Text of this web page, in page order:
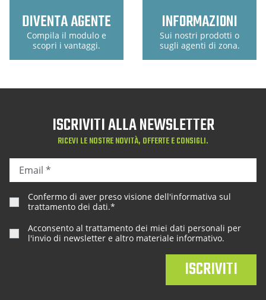
DIVENTA AGENTE
Compila il modulo e
scopri i vantaggi.
INFORMAZIONI
Sui nostri prodotti o
sugli agenti di zona.
ISCRIVITI ALLA NEWSLETTER
RICEVI LE NOSTRE NOVITÀ, OFFERTE E CONSIGLI.
Confermo di aver preso visione dell'informativa sul
trattamento dei dati.*
Acconsento al trattamento dei miei dati personali per
l'invio di newsletter e altro materiale informativo.